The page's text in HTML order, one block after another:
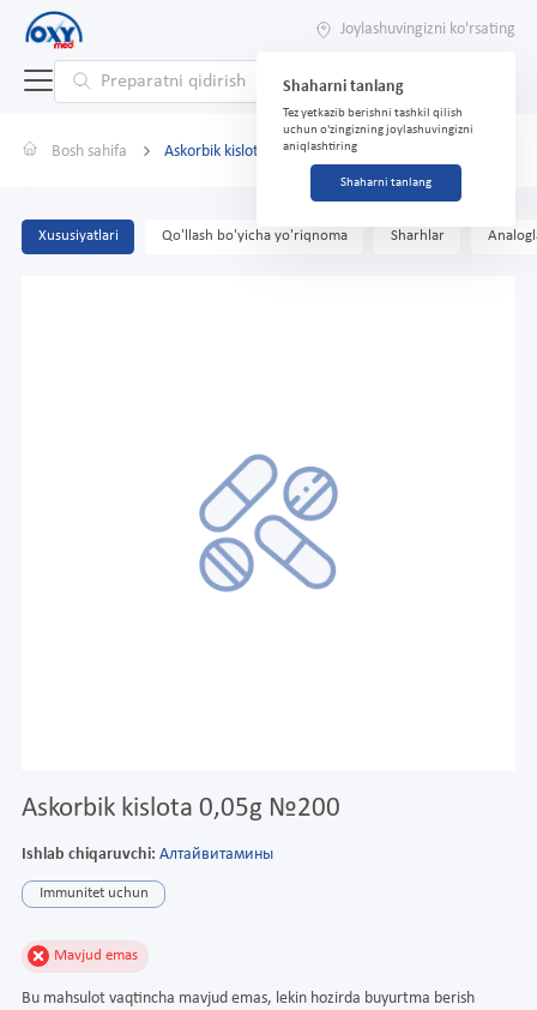
Joylashuvingizni ko'rsating
Shaharni tanlang
Tez yetkazib berishni tashkil qilish
uchun o'zingizning joylashuvingizni
aniqlashtiring
Shaharni tanlang
Bosh sahifa Askorbik kislota 0,05g №200
Xususiyatlari Qo'llash bo'yicha yo'riqnoma Sharhlar
Askorbik kislota 0,05g №200
Ishlab chiqaruvchi: Алтайвитамины
Immunitet uchun
Mavjud emas
Bu mahsulot vaqtincha mavjud emas, lekin hozirda buyurtma berish